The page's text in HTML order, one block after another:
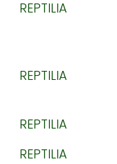
REPTILIA
REPTILIA
REPTILIA
REPTILIA